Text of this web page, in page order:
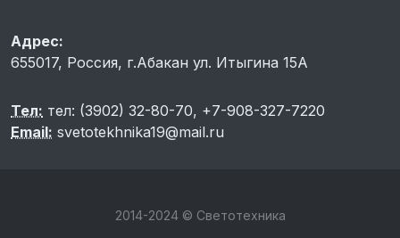
Адрес:
655017, Россия, г.Абакан ул. Итыгина 15A
Тел: тел: (3902) 32-80-70, +7-908-327-7220
Email: svetotekhnika19@mail.ru
2014-2024 © Светотехника